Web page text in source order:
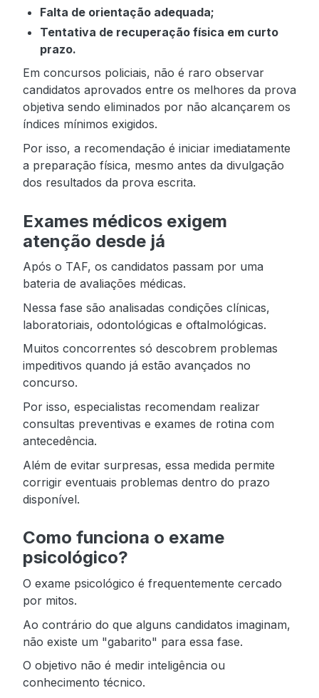
Falta de orientação adequada;
Tentativa de recuperação física em curto
prazo.
Em concursos policiais, não é raro observar
candidatos aprovados entre os melhores da prova
objetiva sendo eliminados por não alcançarem os
índices mínimos exigidos.
Por isso, a recomendação é iniciar imediatamente
a preparação física, mesmo antes da divulgação
dos resultados da prova escrita.
Exames médicos exigem
atenção desde já
Após o TAF, os candidatos passam por uma
bateria de avaliações médicas.
Nessa fase são analisadas condições clínicas,
laboratoriais, odontológicas e oftalmológicas.
Muitos concorrentes só descobrem problemas
impeditivos quando já estão avançados no
concurso.
Por isso, especialistas recomendam realizar
consultas preventivas e exames de rotina com
antecedência.
Além de evitar surpresas, essa medida permite
corrigir eventuais problemas dentro do prazo
disponível.
Como funciona o exame
psicológico?
O exame psicológico é frequentemente cercado
por mitos.
Ao contrário do que alguns candidatos imaginam,
não existe um "gabarito" para essa fase.
O objetivo não é medir inteligência ou
conhecimento técnico.